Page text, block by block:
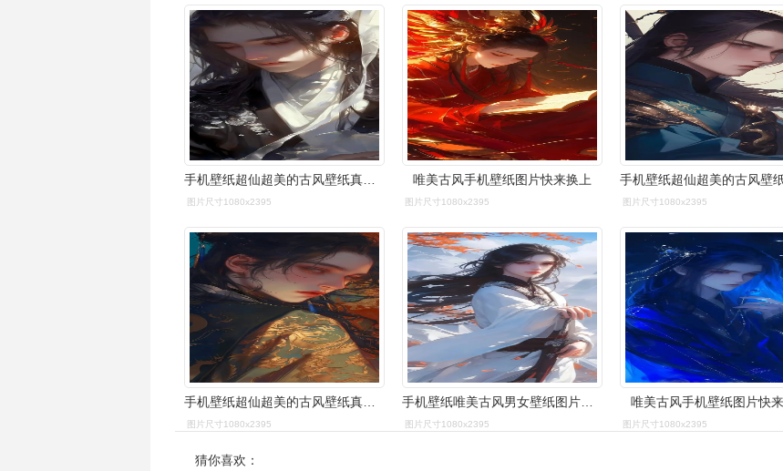
手机壁纸超仙超美的古风壁纸真的绝了
图片尺寸1080x2395
唯美古风手机壁纸图片快来换上
图片尺寸1080x2395 图片尺寸1080x2395
手机壁纸超仙超美的古风壁纸真的绝了
图片尺寸1080x2395
手机壁纸唯美古风男女壁纸图片高清无水印版
图片尺寸1080x2395
唯美古风手机壁纸图片快
图片尺寸1080x2395
猜你喜欢：